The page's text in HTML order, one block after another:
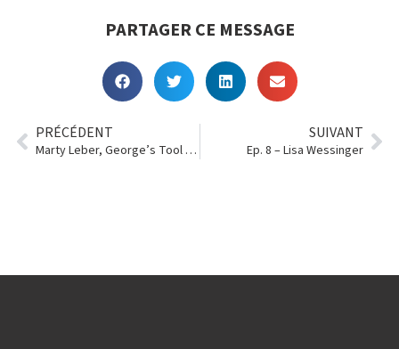
PARTAGER CE MESSAGE
PRÉCÉDENT
Marty Leber, George’s Tool Rental
SUIVANT
Ep. 8 – Lisa Wessinger